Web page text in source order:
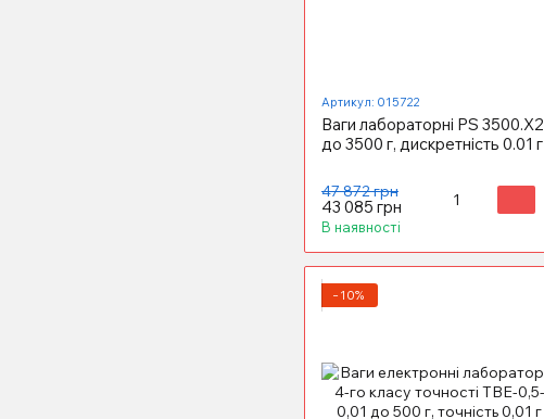
Артикул: 015722
Ваги лабораторні PS 3500.X2
до 3500 г, дискретність 0.01 г
47 872 грн
43 085 грн
В наявності
−10%